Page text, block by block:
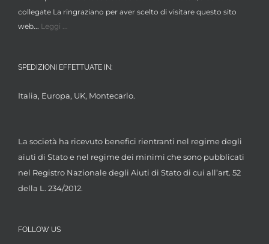
collegate La ringraziano per aver scelto di visitare questo sito
web... Leggi ...
SPEDIZIONI EFFETTUATE IN:
Italia, Europa, UK, Montecarlo.
La società ha ricevuto benefici rientranti nel regime degli
aiuti di Stato e nel regime dei minimi che sono pubblicati
nel Registro Nazionale degli Aiuti di Stato di cui all’art. 52
della L. 234/2012.
FOLLOW US